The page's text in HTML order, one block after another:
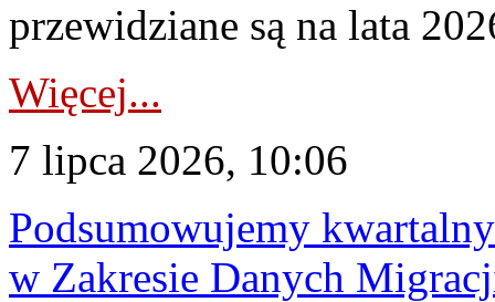
przewidziane są na lata
Więcej...
7 lipca 2026, 10:06
Podsumowujemy
w Zakresie Danych